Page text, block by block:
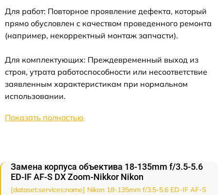
Для работ: Повторное проявление дефекта, который
прямо обусловлен с качеством проведенного ремонта
(например, некорректный монтаж запчасти).
Для комплектующих: Преждевременный выход из
строя, утрата работоспособности или несоответствие
заявленным характеристикам при нормальном
использовании.
Показать полностью
Замена корпуса объектива 18-135mm f/3.5-5.6
ED-IF AF-S DX Zoom-Nikkor Nikon
[dataset:services:name] Nikon 18-135mm f/3.5-5.6 ED-IF AF-S